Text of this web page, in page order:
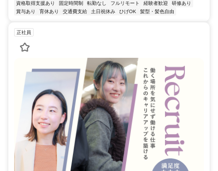
資格取得支援あり 固定時間制 転勤なし フルリモート 経験者歓迎
研修あり
賞与あり
育休あり 交通費支給 土日祝休み ひげOK 髪型・髪色自由
正社員